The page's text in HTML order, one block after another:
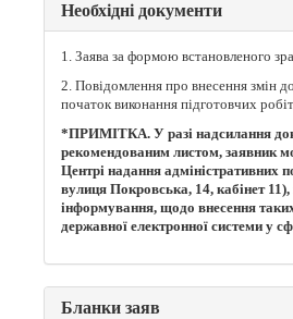
Необхідні документи
1. Заява за формою встановленого
2. Повідомлення про внесення змін
початок виконання підготовчих
*ПРИМІТКА. У разі надсилання
рекомендованим листом, заявник
Центрі надання адміністративних
вулиця Покровська, 14, кабінет 11),
інформування, щодо внесення
державної електронної системи у
Бланки заяв